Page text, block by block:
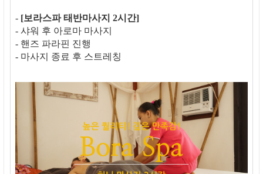
- [보라스파 태반마사지 2시간]
- 샤워 후 아로마 마사지
- 핸즈 파라핀 진행
- 마사지 종료 후 스트레칭